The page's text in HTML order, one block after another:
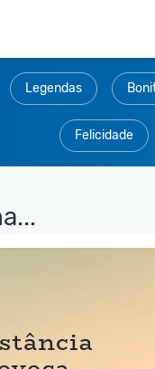
Legendas
Felicidade